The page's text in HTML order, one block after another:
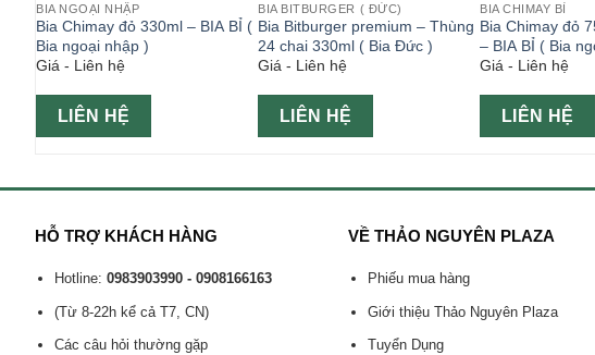
BIA NGOẠI NHẬP
Bia Chimay đỏ 330ml – BIA BỈ (
Bia ngoại nhập )
Giá - Liên hệ
LIÊN HỆ
BIA BITBURGER ( ĐỨC)
Bia Bitburger premium – Thùng
24 chai 330ml ( Bia Đức )
Giá - Liên hệ
LIÊN HỆ
BIA CHIMAY BỈ
Bia Chimay đỏ
– BIA BỈ ( Bia
Chimay red
Giá - Liên hệ
LIÊN HỆ
HỖ TRỢ KHÁCH HÀNG
Hotline: 0983903990 - 0908166163
(Từ 8-22h kể cả T7, CN)
Các câu hỏi thường gặp
VỀ THẢO NGUYÊN PLAZA
Phiếu mua hàng
Giới thiệu Thảo Nguyên Plaza
Tuyển Dụng